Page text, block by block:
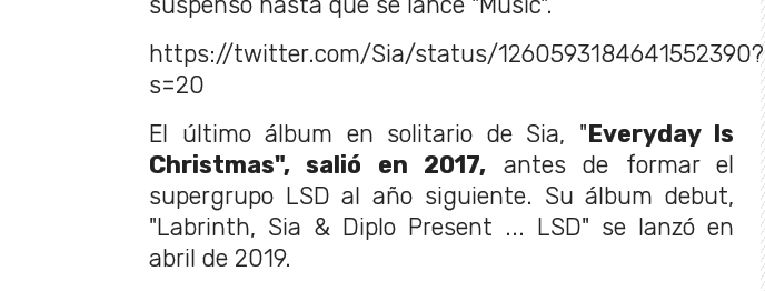
https://twitter.com/Sia/status/1260593184641552390?
s=20
El último álbum en solitario de Sia, "Everyday Is
Christmas", salió en 2017, antes de formar el
supergrupo LSD al año siguiente. Su álbum debut,
"Labrinth, Sia & Diplo Present ... LSD" se lanzó en
abril de 2019.